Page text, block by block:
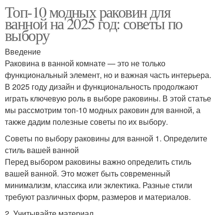
Топ-10 модных раковин для
ванной на 2025 год: советы по
выбору
Введение
Раковина в ванной комнате — это не только
функциональный элемент, но и важная часть интерьера.
В 2025 году дизайн и функциональность продолжают
играть ключевую роль в выборе раковины. В этой статье
мы рассмотрим топ-10 модных раковин для ванной, а
также дадим полезные советы по их выбору.
Советы по выбору раковины для ванной 1. Определите
стиль вашей ванной
Перед выбором раковины важно определить стиль
вашей ванной. Это может быть современный
минимализм, классика или эклектика. Разные стили
требуют различных форм, размеров и материалов.